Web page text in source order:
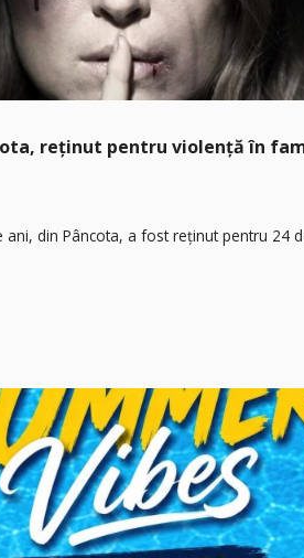
reținut pentru violență în
ani, din Pâncota, a fost reținut pentru 24